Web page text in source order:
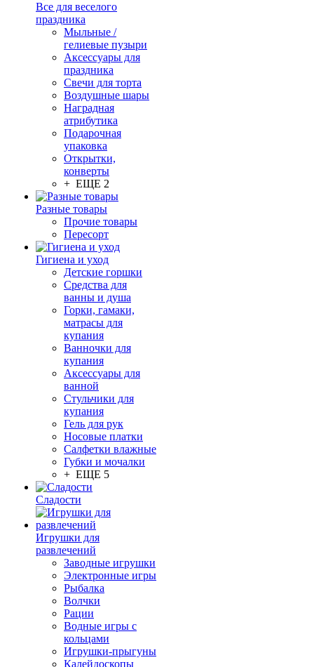
Все для веселого
праздника
Мыльные /
гелиевые пузыри
Аксессуары для
праздника
Свечи для торта
Воздушные шары
Наградная
атрибутика
Подарочная
упаковка
Открытки,
конверты
+ ЕЩЕ 2
Разные товары
Прочие товары
Пересорт
Гигиена и уход
Детские горшки
Средства для
ванны и душа
Горки, гамаки,
матрасы для
купания
Ванночки для
купания
Аксессуары для
ванной
Стульчики для
купания
Гель для рук
Носовые платки
Салфетки влажные
Губки и мочалки
+ ЕЩЕ 5
Сладости
Игрушки для
развлечений
Заводные игрушки
Электронные игры
Рыбалка
Волчки
Рации
Водные игры с
кольцами
Игрушки-прыгуны
Калейдоскопы